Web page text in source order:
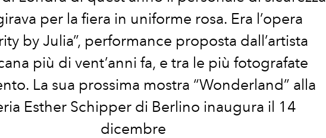
per la fiera in uniforme rosa. Era l’opera
by Julia”, performance proposta dall’artista
più di vent’anni fa, e tra le più fotografate
La sua prossima mostra “Wonderland” alla
Esther Schipper di Berlino inaugura il 14
dicembre